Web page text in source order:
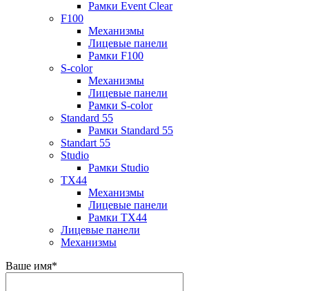
Рамки Event Clear
F100
Механизмы
Лицевые панели
Рамки F100
S-color
Механизмы
Лицевые панели
Рамки S-color
Standard 55
Рамки Standard 55
Standart 55
Studio
Рамки Studio
TX44
Механизмы
Лицевые панели
Рамки TX44
Лицевые панели
Механизмы
Ваше имя*